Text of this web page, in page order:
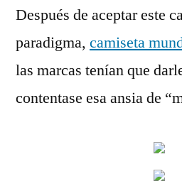
Después de aceptar este
paradigma, camiseta
las marcas tenían que
contentase esa ansia de